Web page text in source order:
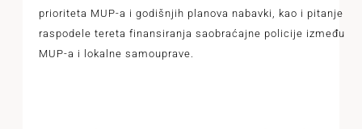
prioriteta MUP-a i godišnjih planova nabavki, kao i pitanje
raspodele tereta finansiranja saobraćajne policije između
MUP-a i lokalne samouprave.